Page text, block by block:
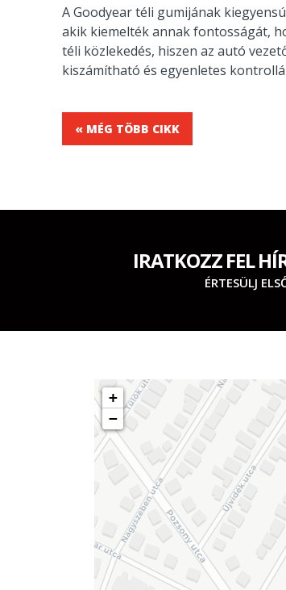
A Goodyear téli gumijának
akik kiemelték annak fontosságát,
téli közlekedés, hiszen az autó
kiszámítható és egyenletes
« MÉG TÖBB CIKK
IRATKOZZ FEL
ÉRTESÜLJ
+
−